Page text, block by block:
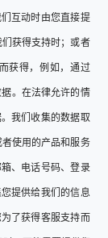
互动时由您直接提
获得支持时；或者
获得，例如，通过
。在法律允许的情
我们收集的数据取
使用的产品和服务
、电话号码、登录
提供给我们的信息
了获得客服支持而